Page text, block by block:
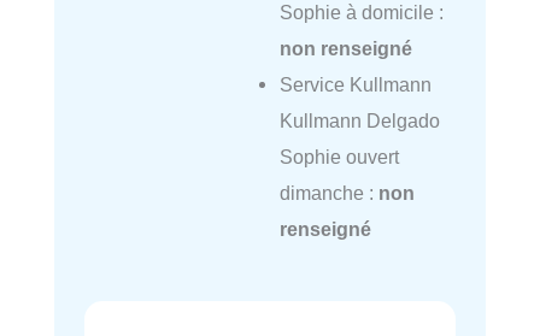
Sophie à domicile :
non renseigné
Service Kullmann
Kullmann Delgado
Sophie ouvert
dimanche : non
renseigné